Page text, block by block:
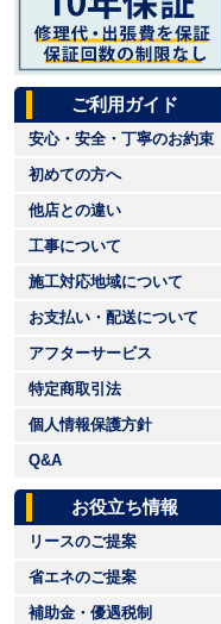
ご利用ガイド
安心・安全・丁寧のお約束
初めての方へ
他店との違い
工事について
施工対応地域について
お支払い・配送について
アフターサービス
特定商取引法
個人情報保護方針
Q&A
お役立ち情報
リースのご提案
省エネのご提案
補助金・優遇税制